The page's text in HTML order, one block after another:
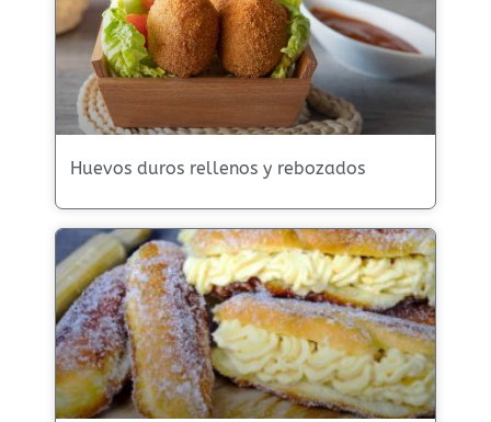
Huevos duros rellenos y rebozados